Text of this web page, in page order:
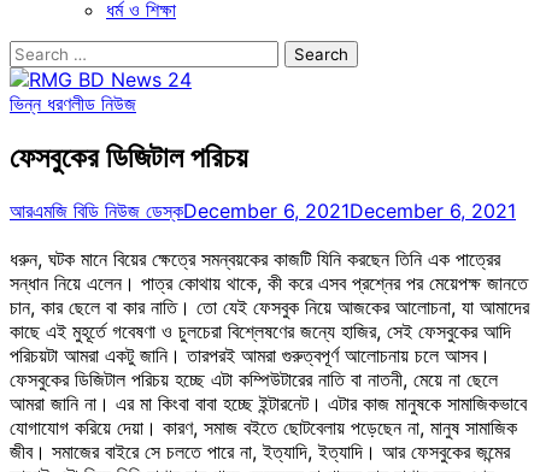
ধর্ম ও শিক্ষা
Search
for:
ভিন্ন ধরণলীড নিউজ
ফেসবুকের ডিজিটাল পরিচয়
আরএমজি বিডি নিউজ ডেস্কDecember 6, 2021December 6, 2021
ধরুন, ঘটক মানে বিয়ের ক্ষেত্রে সমন্বয়কের কাজটি যিনি করছেন তিনি এক পাত্রের
সন্ধান নিয়ে এলেন। পাত্র কোথায় থাকে, কী করে এসব প্রশ্নের পর মেয়েপক্ষ জানতে
চান, কার ছেলে বা কার নাতি। তো যেই ফেসবুক নিয়ে আজকের আলোচনা, যা আমাদের
কাছে এই মুহূর্তে গবেষণা ও চুলচেরা বিশ্লেষণের জন্যে হাজির, সেই ফেসবুকের আদি
পরিচয়টা আমরা একটু জানি। তারপরই আমরা গুরুত্বপূর্ণ আলোচনায় চলে আসব।
ফেসবুকের ডিজিটাল পরিচয় হচ্ছে এটা কম্পিউটারের নাতি বা নাতনী, মেয়ে না ছেলে
আমরা জানি না। এর মা কিংবা বাবা হচ্ছে ইন্টারনেট। এটার কাজ মানুষকে সামাজিকভাবে
যোগাযোগ করিয়ে দেয়া। কারণ, সমাজ বইতে ছোটবেলায় পড়েছেন না, মানুষ সামাজিক
জীব। সমাজের বাইরে সে চলতে পারে না, ইত্যাদি, ইত্যাদি। আর ফেসবুকের জন্মের